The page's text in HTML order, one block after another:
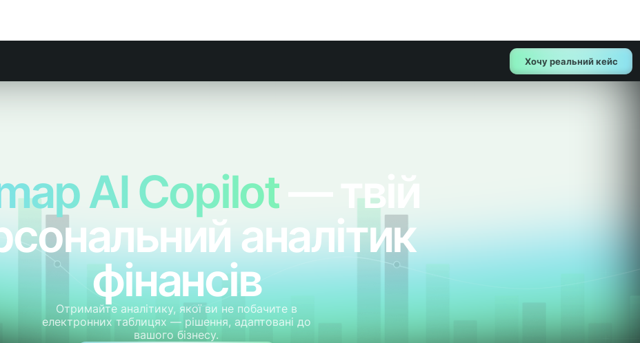
Хочу реальний кейс
AI Copilot— твій
аналітик
фінансів
Отримайте аналітику, якої ви не побачите в
електронних таблицях — рішення, адаптовані до
вашого бізнесу.